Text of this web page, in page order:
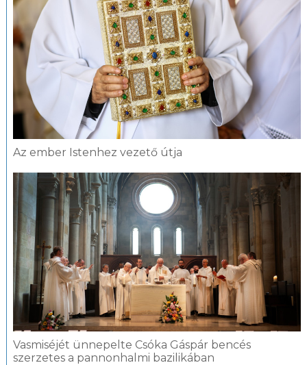
Az ember Istenhez vezető útja
Vasmiséjét ünnepelte Csóka Gáspár bencés
szerzetes a pannonhalmi bazilikában